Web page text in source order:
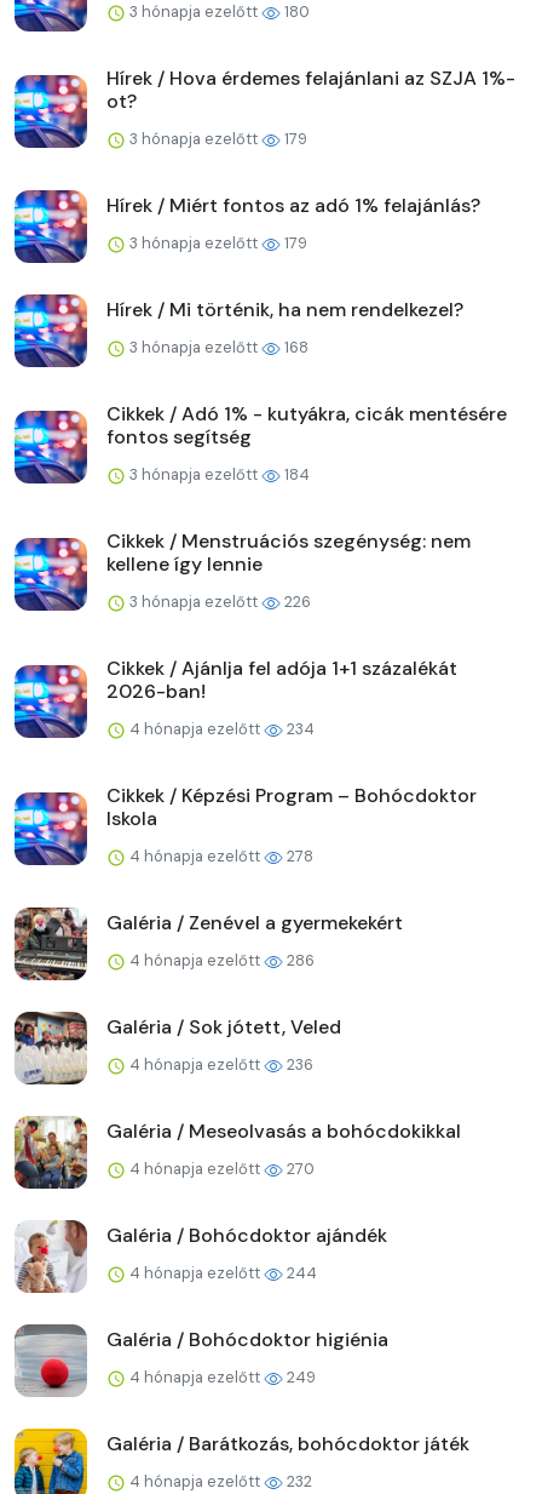
3 hónapja ezelőtt 180
Hírek / Hova érdemes felajánlani az SZJA 1%-
ot?
3 hónapja ezelőtt 179
Hírek / Miért fontos az adó 1% felajánlás?
3 hónapja ezelőtt 179
Hírek / Mi történik, ha nem rendelkezel?
3 hónapja ezelőtt 168
Cikkek / Adó 1% - kutyákra, cicák mentésére
fontos segítség
3 hónapja ezelőtt 184
Cikkek / Menstruációs szegénység: nem
kellene így lennie
3 hónapja ezelőtt 226
Cikkek / Ajánlja fel adója 1+1 százalékát
2026-ban!
4 hónapja ezelőtt 234
Cikkek / Képzési Program – Bohócdoktor
Iskola
4 hónapja ezelőtt 278
Galéria / Zenével a gyermekekért
4 hónapja ezelőtt 286
Galéria / Sok jótett, Veled
4 hónapja ezelőtt 236
Galéria / Meseolvasás a bohócdokikkal
4 hónapja ezelőtt 270
Galéria / Bohócdoktor ajándék
4 hónapja ezelőtt 244
Galéria / Bohócdoktor higiénia
4 hónapja ezelőtt 249
Galéria / Barátkozás, bohócdoktor játék
4 hónapja ezelőtt 232